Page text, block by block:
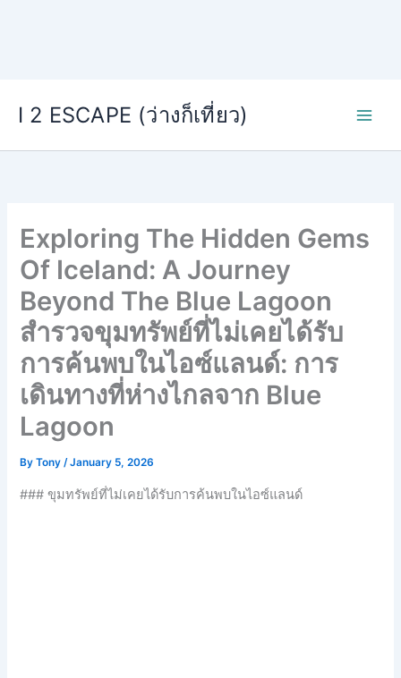
I 2 ESCAPE (ว่างก็เที่ยว)
Exploring The Hidden Gems
Of Iceland: A Journey
Beyond The Blue Lagoon
สำรวจขุมทรัพย์ที่ไม่เคยได้รับ
การค้นพบในไอซ์แลนด์: การ
เดินทางที่ห่างไกลจาก Blue
Lagoon
ByTony/January 5, 2026
### ขุมทรัพย์ที่ไม่เคยได้รับการค้นพบในไอซ์แลนด์